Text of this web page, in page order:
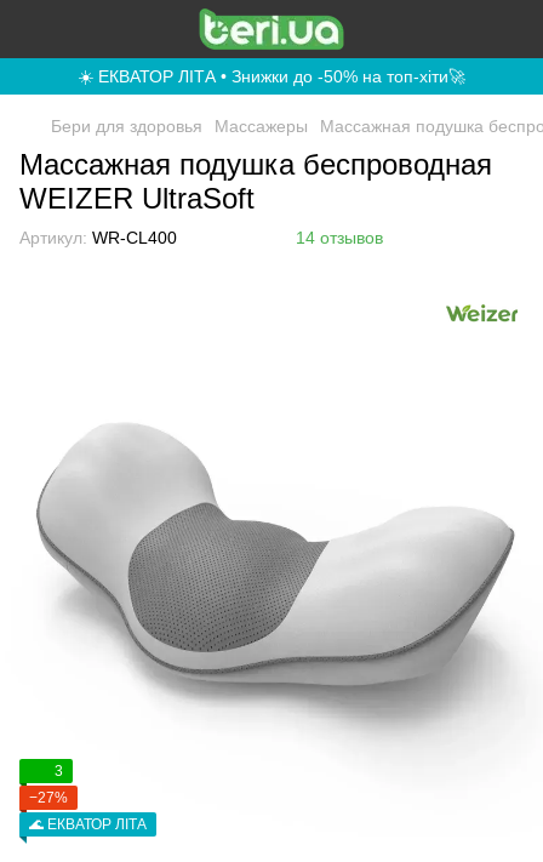
☀️ ЕКВАТОР ЛІТА • Знижки до -50% на топ-хіти🚀
Бери для здоровья Массажеры Массажная подушка
Массажная подушка беспроводная
WEIZER UltraSoft
Артикул: WR-CL400 14 отзывов
3
−27%
🌊 ЕКВАТОР ЛІТА